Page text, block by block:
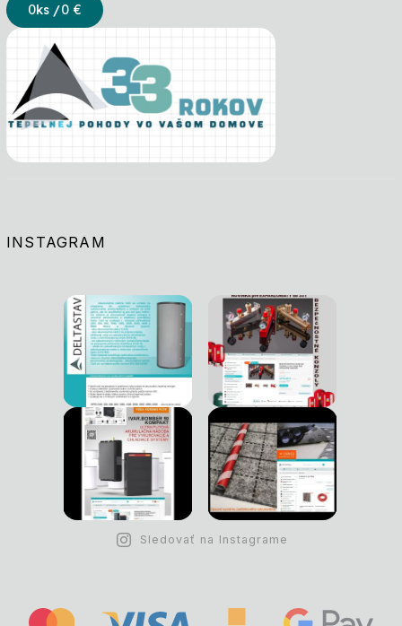
0ks /0 €
INSTAGRAM
Sledovať na Instagrame